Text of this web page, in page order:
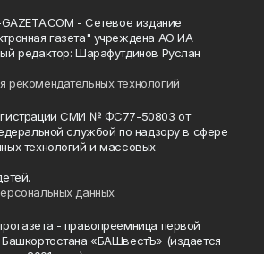
- Сетевое издание
газета" учреждена АО ИА
редактор: Шарафутдинов Руслан
рекомендательных технологий
СМИ № ФС77-50803 от
службой по надзору в сфере
технологий и массовых
данных
- правопреемница первой
Башкортостана «БАШвестЪ» (издается